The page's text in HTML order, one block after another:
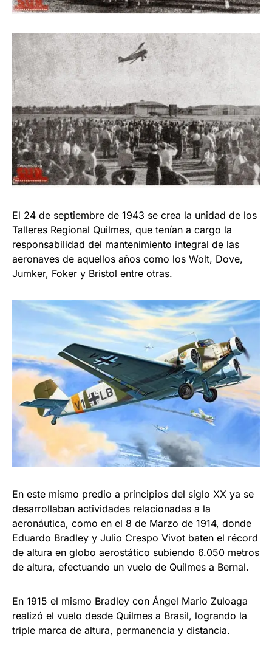
El 24 de septiembre de 1943 se crea la unidad de los
Talleres Regional Quilmes, que tenían a cargo la
responsabilidad del mantenimiento integral de las
aeronaves de aquellos años como los Wolt, Dove,
Jumker, Foker y Bristol entre otras.
En este mismo predio a principios del siglo XX ya se
desarrollaban actividades relacionadas a la
aeronáutica, como en el 8 de Marzo de 1914, donde
Eduardo Bradley y Julio Crespo Vivot baten el récord
de altura en globo aerostático subiendo 6.050 metros
de altura, efectuando un vuelo de Quilmes a Bernal.
En 1915 el mismo Bradley con Ángel Mario Zuloaga
realizó el vuelo desde Quilmes a Brasil, logrando la
triple marca de altura, permanencia y distancia.